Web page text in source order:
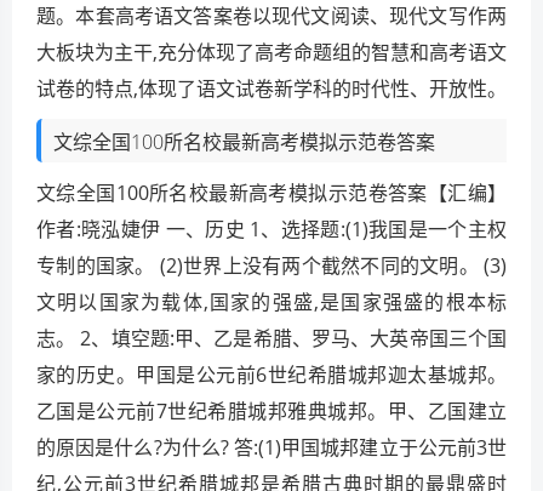
题。本套高考语文答案卷以现代文阅读、现代文写作两
大板块为主干,充分体现了高考命题组的智慧和高考语文
试卷的特点,体现了语文试卷新学科的时代性、开放性。
文综全国100所名校最新高考模拟示范卷答案
文综全国100所名校最新高考模拟示范卷答案【汇编】
作者:晓泓婕伊 一、历史 1、选择题:(1)我国是一个主权
专制的国家。 (2)世界上没有两个截然不同的文明。 (3)
文明以国家为载体,国家的强盛,是国家强盛的根本标
志。 2、填空题:甲、乙是希腊、罗马、大英帝国三个国
家的历史。甲国是公元前6世纪希腊城邦迦太基城邦。
乙国是公元前7世纪希腊城邦雅典城邦。甲、乙国建立
的原因是什么?为什么? 答:(1)甲国城邦建立于公元前3世
纪,公元前3世纪希腊城邦是希腊古典时期的最鼎盛时